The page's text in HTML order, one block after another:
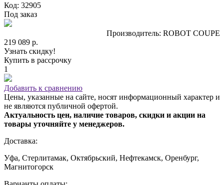
Код: 32905
Под заказ
Производитель: ROBOT COUPE
219 089 р.
Узнать скидку!
Купить в рассрочку
1
Добавить к сравнению
Цены, указанные на сайте, носят информационный характер и
не являются публичной офертой.
Актуальность цен, наличие товаров, скидки и акции на
товары уточняйте у менеджеров.
Доставка:
Уфа, Стерлитамак, Октябрьский, Нефтекамск, Оренбург,
Магнитогорск